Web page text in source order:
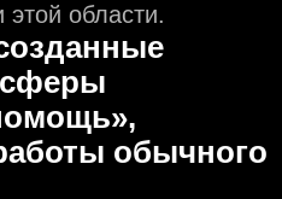
области.
обычного